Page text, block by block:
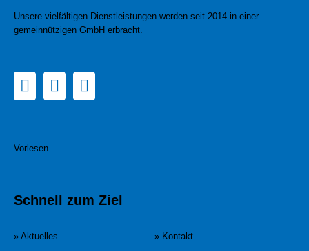
Unsere vielfältigen Dienstleistungen werden seit 2014 in einer
gemeinnützigen GmbH erbracht.
Vorlesen
Schnell zum Ziel
» Aktuelles
» Kontakt